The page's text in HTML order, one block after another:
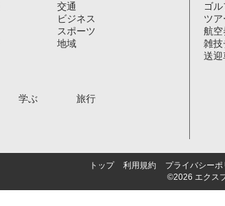
交通
ビジネス
スポーツ
地域
学ぶ 旅行
ゴ
ツ
航空
雑技
送迎
トップ 利用規約 プライバシーポ
©2026 エクス